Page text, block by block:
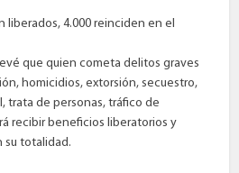
liberados, 4.000 reinciden en el
que quien cometa delitos graves
homicidios, extorsión, secuestro,
trata de personas, tráfico de
recibir beneficios liberatorios y
su totalidad.